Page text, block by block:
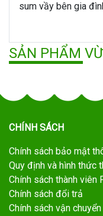
sum vầy bên gia
SẢN PHẨM
CHÍNH SÁCH
Chính sách bảo mật
Quy định và hình thức
Chính sách thành viên
Chính sách đổi trả
Chính sách vận chuyển